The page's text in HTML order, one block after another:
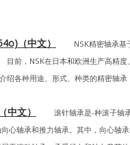
（中文）
NSK精密轴承基于
，NSK在日本和欧洲生产高精度
种用途、形式、种类的精密轴承
中文）
滚针轴承是-种滚子轴承
轴承和推力轴承。其中，向心轴